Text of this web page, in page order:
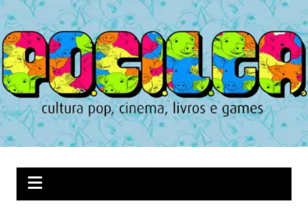
Ir
para
o
conteúdo